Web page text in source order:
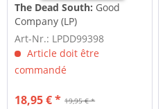
The Dead South: Good
Company (LP)
Art-Nr.: LPDD99398
Article doit être
commandé
19,95 € *
18,95 € *